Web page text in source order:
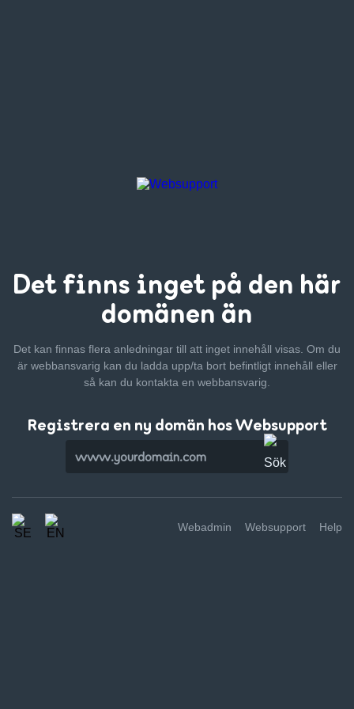
Det finns inget på den här
domänen än
Det kan finnas flera anledningar till att inget innehåll visas. Om du
är webbansvarig kan du ladda upp/ta bort befintligt innehåll eller
så kan du kontakta en webbansvarig.
Registrera en ny domän hos Websupport
Webadmin Websupport Help